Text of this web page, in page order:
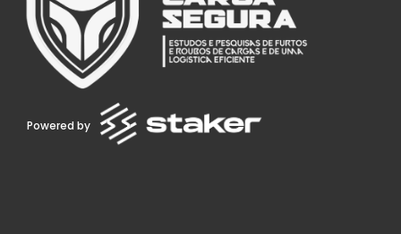
Powered by